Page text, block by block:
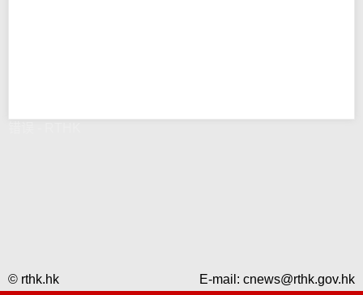
© rthk.hk E-mail: cnews@rthk.gov.hk